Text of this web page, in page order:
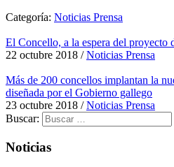
Categoría: Noticias Prensa
El Concello, a la espera del proyecto
22 octubre 2018 /Noticias Prensa
Más de 200 concellos implantan la
diseñada por el Gobierno gallego
23 octubre 2018 /Noticias Prensa
Buscar:
Noticias